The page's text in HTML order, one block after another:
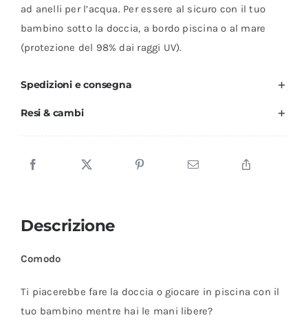
-
AQUAsling
quantità
ad anelli per l’acqua. Per essere al sicuro con il tuo
bambino sotto la doccia, a bordo piscina o al mare
(protezione del 98% dai raggi UV).
Spedizioni e consegna
Resi & cambi
Descrizione
Comodo
Ti piacerebbe fare la doccia o giocare in piscina con il
tuo bambino mentre hai le mani libere?